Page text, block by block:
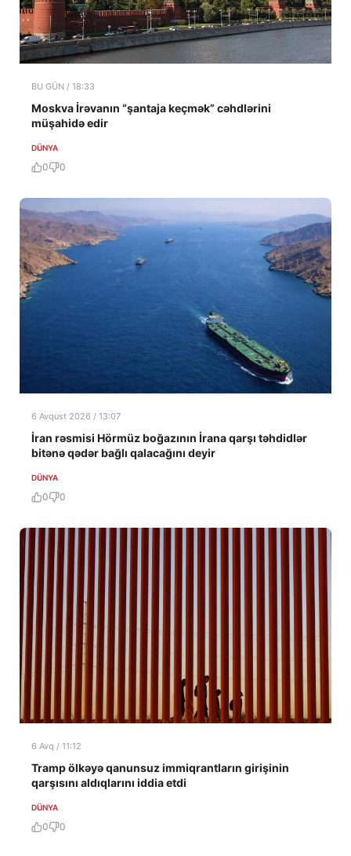
BU GÜN / 18:33
Moskva İrəvanın “şantaja keçmək” cəhdlərini
müşahidə edir
DÜNYA
0 0
6 Avqust 2026 / 13:07
İran rəsmisi Hörmüz boğazının İrana qarşı təhdidlər
bitənə qədər bağlı qalacağını deyir
DÜNYA
0 0
6 Avq / 11:12
Tramp ölkəyə qanunsuz immiqrantların girişinin
qarşısını aldıqlarını iddia etdi
DÜNYA
0 0